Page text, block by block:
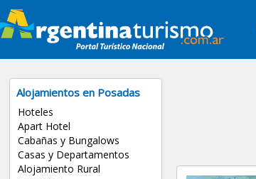
Alojamientos en Posadas
Hoteles
Apart Hotel
Cabañas y Bungalows
Casas y Departamentos
Alojamiento Rural